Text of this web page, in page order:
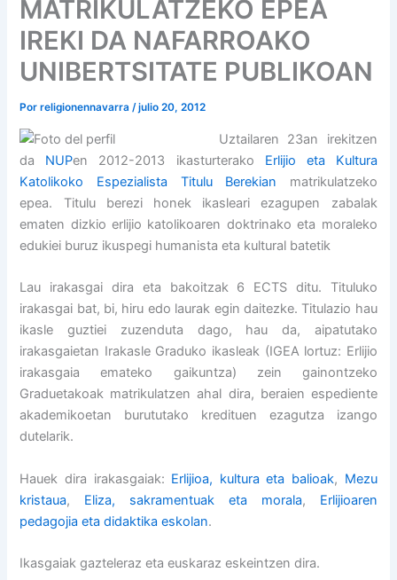
MATRIKULATZEKO EPEA
IREKI DA NAFARROAKO
UNIBERTSITATE PUBLIKOAN
Porreligionennavarra/julio 20, 2012
Uztailaren 23an irekitzen
da NUPen 2012-2013 ikasturterako Erlijio eta Kultura
Katolikoko Espezialista Titulu Berekian matrikulatzeko
epea. Titulu berezi honek ikasleari ezagupen zabalak
ematen dizkio erlijio katolikoaren doktrinako eta moraleko
edukiei buruz ikuspegi humanista eta kultural batetik
Lau irakasgai dira eta bakoitzak 6 ECTS ditu. Tituluko
irakasgai bat, bi, hiru edo laurak egin daitezke. Titulazio hau
ikasle guztiei zuzenduta dago, hau da, aipatutako
irakasgaietan Irakasle Graduko ikasleak (IGEA lortuz: Erlijio
irakasgaia emateko gaikuntza) zein gainontzeko
Graduetakoak matrikulatzen ahal dira, beraien espediente
akademikoetan burututako kredituen ezagutza izango
dutelarik.
Hauek dira irakasgaiak: Erlijioa, kultura eta balioak, Mezu
kristaua, Eliza, sakramentuak eta morala, Erlijioaren
pedagojia eta didaktika eskolan.
Ikasgaiak gazteleraz eta euskaraz eskeintzen dira.